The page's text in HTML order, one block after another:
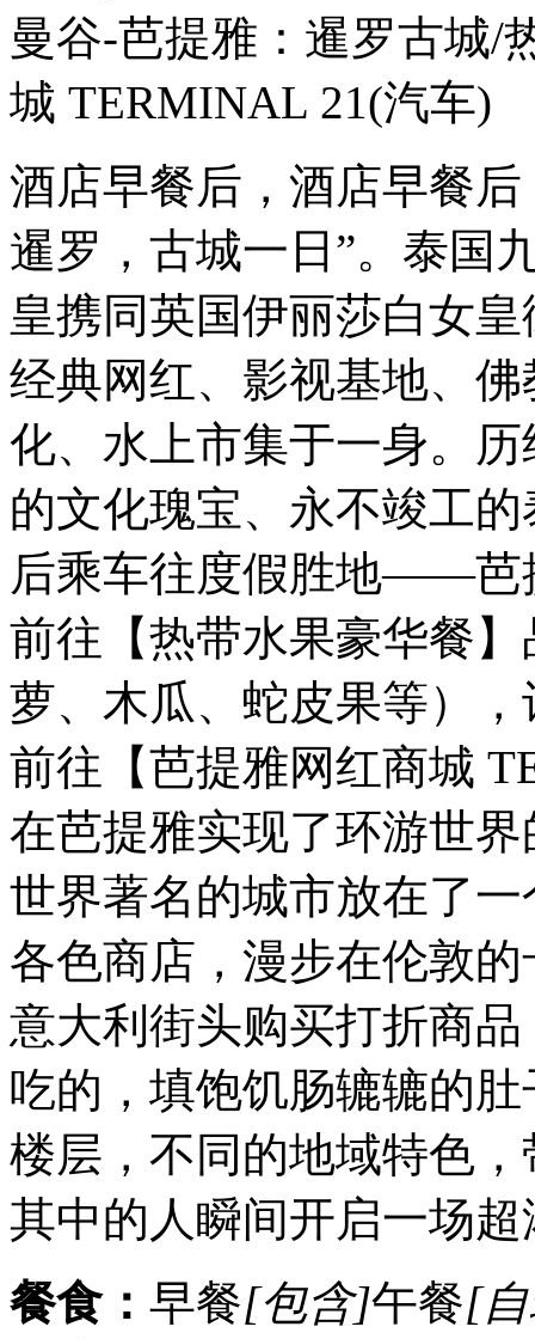
曼谷-芭提雅：暹罗古城/
城 TERMINAL 21(汽车)
酒店早餐后，酒店早餐
暹罗，古城一日”。泰国
皇携同英国伊丽莎白女
经典网红、影视基地、
化、水上市集于一身。
的文化瑰宝、永不竣工
后乘车往度假胜地——芭
前往【热带水果豪华餐
萝、木瓜、蛇皮果等）
前往【芭提雅网红商城
在芭提雅实现了环游世
世界著名的城市放在了
各色商店，漫步在伦敦
意大利街头购买打折商
吃的，填饱饥肠辘辘的肚
楼层，不同的地域特色
其中的人瞬间开启一场
餐食： 早餐[包含]午餐[